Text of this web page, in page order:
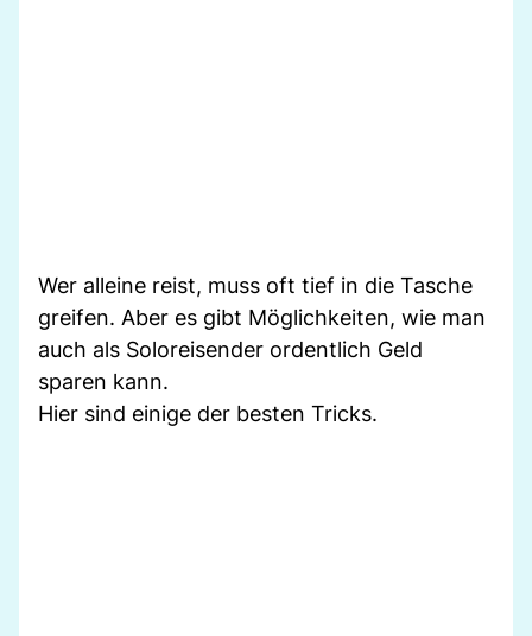
Wer alleine reist, muss oft tief in die Tasche
greifen. Aber es gibt Möglichkeiten, wie man
auch als Soloreisender ordentlich Geld
sparen kann.
Hier sind einige der besten Tricks.